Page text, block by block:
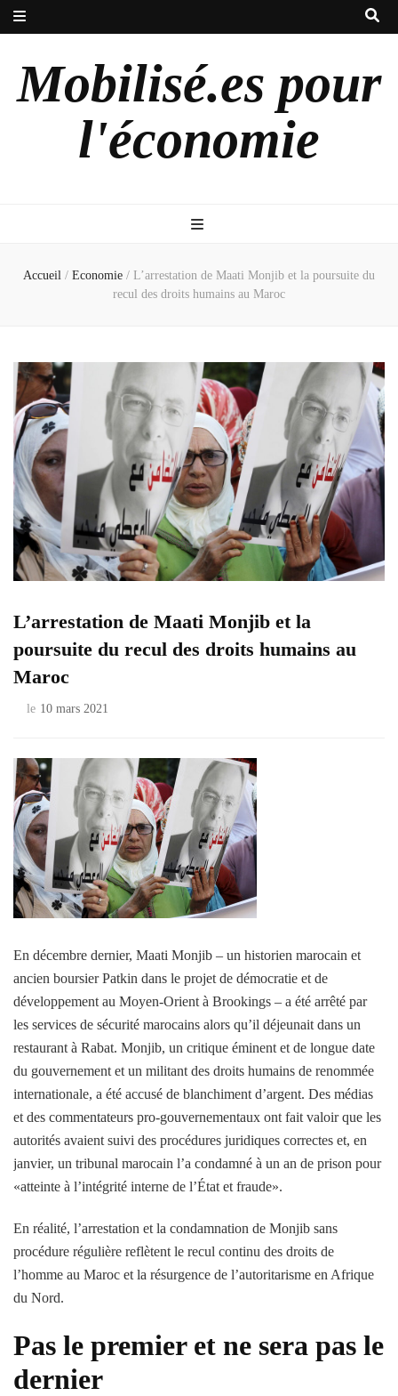
Mobilisé.es pour
l'économie
Accueil / Economie / L’arrestation de Maati Monjib et la poursuite du
recul des droits humains au Maroc
L’arrestation de Maati Monjib et la
poursuite du recul des droits humains au
Maroc
le 10 mars 2021
En décembre dernier, Maati Monjib – un historien marocain et
ancien boursier Patkin dans le projet de démocratie et de
développement au Moyen-Orient à Brookings – a été arrêté par
les services de sécurité marocains alors qu’il déjeunait dans un
restaurant à Rabat. Monjib, un critique éminent et de longue date
du gouvernement et un militant des droits humains de renommée
internationale, a été accusé de blanchiment d’argent. Des médias
et des commentateurs pro-gouvernementaux ont fait valoir que les
autorités avaient suivi des procédures juridiques correctes et, en
janvier, un tribunal marocain l’a condamné à un an de prison pour
«atteinte à l’intégrité interne de l’État et fraude».
En réalité, l’arrestation et la condamnation de Monjib sans
procédure régulière reflètent le recul continu des droits de
l’homme au Maroc et la résurgence de l’autoritarisme en Afrique
du Nord.
Pas le premier et ne sera pas le
dernier